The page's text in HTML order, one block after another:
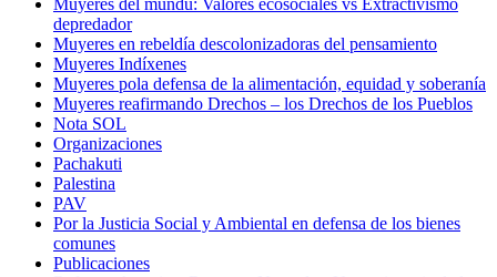
Muyeres del mundu: Valores ecosociales vs Extractivismo
depredador
Muyeres en rebeldía descolonizadoras del pensamiento
Muyeres Indíxenes
Muyeres pola defensa de la alimentación, equidad y soberanía
Muyeres reafirmando Drechos – los Drechos de los Pueblos
Nota SOL
Organizaciones
Pachakuti
Palestina
PAV
Por la Justicia Social y Ambiental en defensa de los bienes
comunes
Publicaciones